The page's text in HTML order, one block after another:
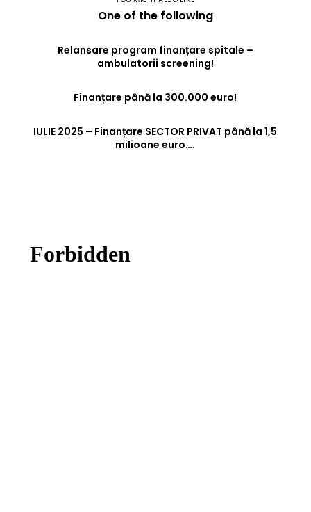
One of the following
Relansare program finanțare spitale –
ambulatorii screening!
Finanțare până la 300.000 euro!
IULIE 2025 – Finanțare SECTOR PRIVAT până la 1,5
milioane euro….